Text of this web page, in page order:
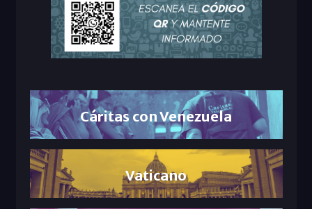
Cáritas con Venezuela
Vaticano